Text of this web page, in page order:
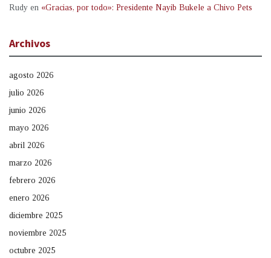
Rudy en «Gracias, por todo»: Presidente Nayib Bukele a Chivo Pets
Archivos
agosto 2026
julio 2026
junio 2026
mayo 2026
abril 2026
marzo 2026
febrero 2026
enero 2026
diciembre 2025
noviembre 2025
octubre 2025